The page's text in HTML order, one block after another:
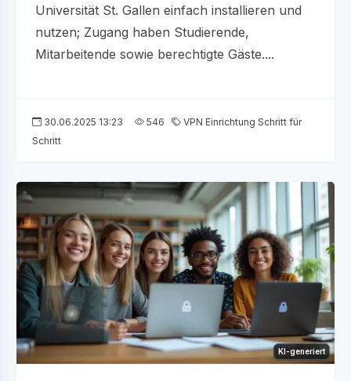
Universität St. Gallen einfach installieren und
nutzen; Zugang haben Studierende,
Mitarbeitende sowie berechtigte Gäste....
30.06.2025 13:23 546
VPN Einrichtung Schritt für
Schritt
KI-generiert